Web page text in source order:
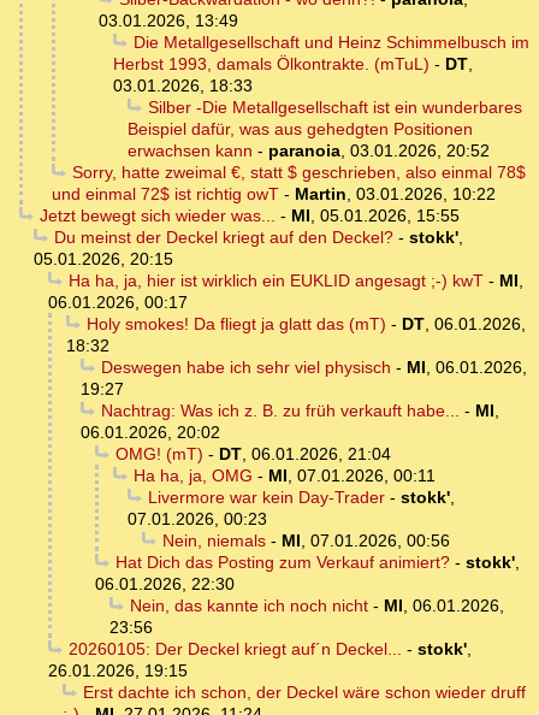
03.01.2026, 13:49
Die Metallgesellschaft und Heinz Schimmelbusch im
Herbst 1993, damals Ölkontrakte. (mTuL) - DT,
03.01.2026, 18:33
Silber -Die Metallgesellschaft ist ein wunderbares
Beispiel dafür, was aus gehedgten Positionen
erwachsen kann - paranoia, 03.01.2026, 20:52
Sorry, hatte zweimal €, statt $ geschrieben, also einmal 78$
und einmal 72$ ist richtig owT - Martin, 03.01.2026, 10:22
Jetzt bewegt sich wieder was... - MI, 05.01.2026, 15:55
Du meinst der Deckel kriegt auf den Deckel?- stokk',
05.01.2026, 20:15
Ha ha, ja, hier ist wirklich ein EUKLID angesagt ;-) kwT- MI,
06.01.2026, 00:17
Holy smokes! Da fliegt ja glatt das (mT) - DT, 06.01.2026,
18:32
Deswegen habe ich sehr viel physisch - MI, 06.01.2026,
19:27
Nachtrag: Was ich z. B. zu früh verkauft habe... - MI,
06.01.2026, 20:02
OMG! (mT) - DT, 06.01.2026, 21:04
Ha ha, ja, OMG - MI, 07.01.2026, 00:11
Livermore war kein Day-Trader- stokk',
07.01.2026, 00:23
Nein, niemals- MI, 07.01.2026, 00:56
Hat Dich das Posting zum Verkauf animiert?- stokk',
06.01.2026, 22:30
Nein, das kannte ich noch nicht- MI, 06.01.2026,
23:56
20260105: Der Deckel kriegt auf´n Deckel... - stokk',
26.01.2026, 19:15
Erst dachte ich schon, der Deckel wäre schon wieder druff